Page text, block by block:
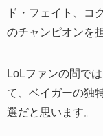
ド・フェイト、コ
のチャンピオンを
LoLファンの間で
て、ベイガーの独
選だと思います。